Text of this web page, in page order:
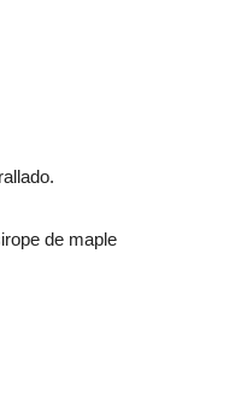
de maple